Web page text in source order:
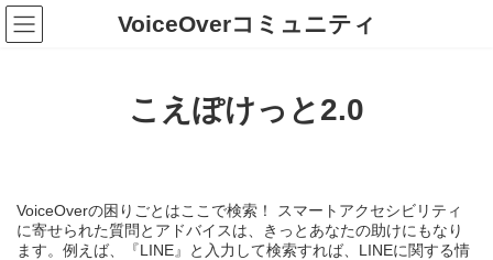
コ
ン
テ
ナ
ビ
ゲ
VoiceOverコミュニティ
こえぽけっと2.0
VoiceOverの困りごとはここで検索！ スマートアクセシビリティ
に寄せられた質問とアドバイスは、きっとあなたの助けにもなり
ます。例えば、『LINE』と入力して検索すれば、LINEに関する情